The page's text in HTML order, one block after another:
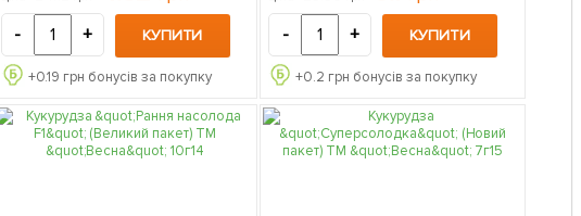
- + КУПИТИ
+0.19 грн бонусів за покупку
- + КУПИТИ
+0.2 грн бонусів за покупку